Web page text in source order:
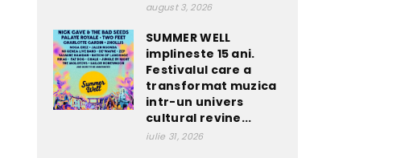
august 3, 2026
SUMMER WELL
implineste 15 ani.
Festivalul care a
transformat muzica
intr-un univers
cultural revine...
iulie 31, 2026